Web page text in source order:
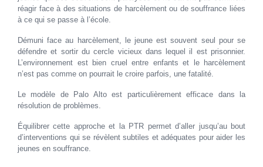
réagir face à des situations de harcèlement ou de souffrance liées
à ce qui se passe à l’école.
Démuni face au harcèlement, le jeune est souvent seul pour se
défendre et sortir du cercle vicieux dans lequel il est prisonnier.
L’environnement est bien cruel entre enfants et le harcèlement
n’est pas comme on pourrait le croire parfois, une fatalité.
Le modèle de Palo Alto est particulièrement efficace dans la
résolution de problèmes.
Équilibrer cette approche et la PTR permet d’aller jusqu’au bout
d’interventions qui se révèlent subtiles et adéquates pour aider les
jeunes en souffrance.